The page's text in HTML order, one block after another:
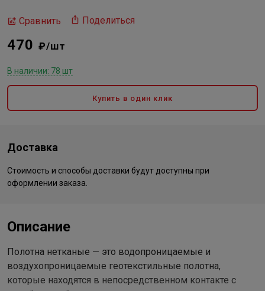
Сравнить Поделиться
470 ₽/шт
В наличии: 78 шт
Купить в один клик
Доставка
Стоимость и способы доставки будут доступны при
оформлении заказа.
Описание
Полотна нетканые — это водопроницаемые и
воздухопроницаемые геотекстильные полотна,
которые находятся в непосредственном контакте с